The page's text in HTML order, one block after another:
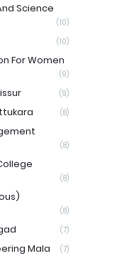
Science
(10)
(10)
For Women
(9)
(9)
(8)
(8)
(8)
(8)
(7)
Mala (7)